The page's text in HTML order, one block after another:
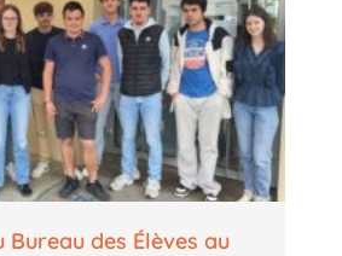
Bureau des Élèves au